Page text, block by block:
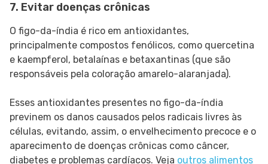
7. Evitar doenças crônicas
O figo-da-índia é rico em antioxidantes,
principalmente compostos fenólicos, como quercetina
e kaempferol, betalaínas e betaxantinas (que são
responsáveis ​​pela coloração amarelo-alaranjada).
Esses antioxidantes presentes no figo-da-índia
previnem os danos causados ​​pelos radicais livres às
células, evitando, assim, o envelhecimento precoce e o
aparecimento de doenças crônicas como câncer,
diabetes e problemas cardíacos. Veja outros alimentos